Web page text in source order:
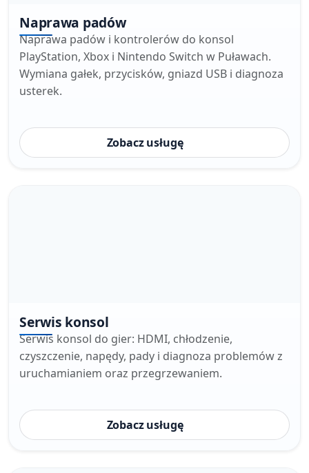
Naprawa padów
Naprawa padów i kontrolerów do konsol
PlayStation, Xbox i Nintendo Switch w Puławach.
Wymiana gałek, przycisków, gniazd USB i diagnoza
usterek.
Zobacz usługę
Serwis konsol
Serwis konsol do gier: HDMI, chłodzenie,
czyszczenie, napędy, pady i diagnoza problemów z
uruchamianiem oraz przegrzewaniem.
Zobacz usługę